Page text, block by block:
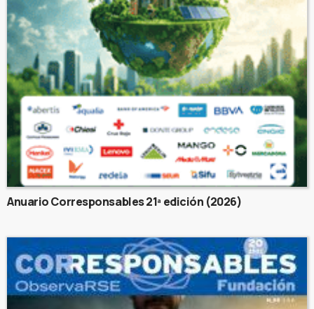
Anuario Corresponsables 21ª edición (2026)